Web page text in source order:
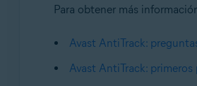
Para obtener más
Avast AntiTrack:
Avast AntiTrack: primeros